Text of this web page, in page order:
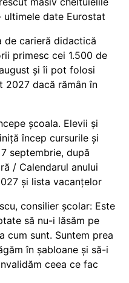
date Eurostat
de carieră didactică
primesc cei 1.500 de
și îi pot folosi
2027 dacă rămân în
școala. Elevii și
încep cursurile și
septembrie, după
/ Calendarul anului
și lista vacanțelor
consilier școlar: Este
să nu-i lăsăm pe
cum sunt. Suntem prea
în șabloane și să-i
ceea ce fac